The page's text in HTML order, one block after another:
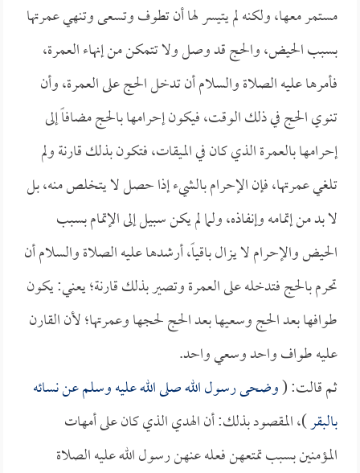
مستمر معها، ولكنه لم يتيسر لها أن تطوف وتسعى وتنهي عمرتها
بسبب الحيض، والحج قد وصل ولا تتمكن من إنهاء العمرة،
فأمرها عليه الصلاة والسلام أن تدخل الحج على العمرة، وأن
تنوي الحج في ذلك الوقت، فيكون إحرامها بالحج مضافاً إلى
إحرامها بالعمرة الذي كان في الميقات، فتكون بذلك قارنة ولم
تلغي عمرتها، فإن الإحرام بالشيء إذا حصل لا يتخلص منه، بل
لا بد من إتمامه وإنفاذه، ولما لم يكن سبيل إلى الإتمام بسبب
الحيض والإحرام لا يزال باقياً، أرشدها عليه الصلاة والسلام أن
تحرم بالحج فتدخله على العمرة وتصير بذلك قارنة؛ يعني: يكون
طوافها بعد الحج وسعيها بعد الحج لحجها وعمرتها؛ لأن القارن
عليه طواف واحد وسعي واحد.
ثم قالت: (وضحى رسول الله صلى الله عليه وسلم عن نسائه
بالبقر)، المقصود بذلك: أن الهدي الذي كان على أمهات
المؤمنين بسبب تمتعهن فعله عنهن رسول الله عليه الصلاة